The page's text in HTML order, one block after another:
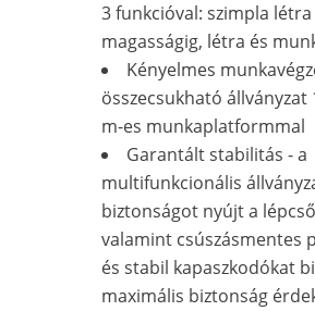
3 funkcióval: szimpla létra
magasságig, létra és
Kényelmes
összecsukható állványzat
m-es munkaplatformmal
Garantált stabilitás - a
multifunkcionális
biztonságot nyújt a
valamint csúszásmentes
és stabil kapaszkodókat
maximális biztonság